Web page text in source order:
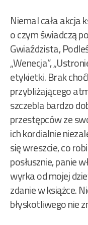
Niemal cała akcja
o czym świadczą
Gwiaździsta,
„Wenecja”,
etykietki. Brak
przybliżającego
szczebla bardzo
przestępców ze
ich kordialnie
się wreszcie, co
posłusznie, panie
wyrka od mojej
zdanie w książce.
błyskotliwego nie